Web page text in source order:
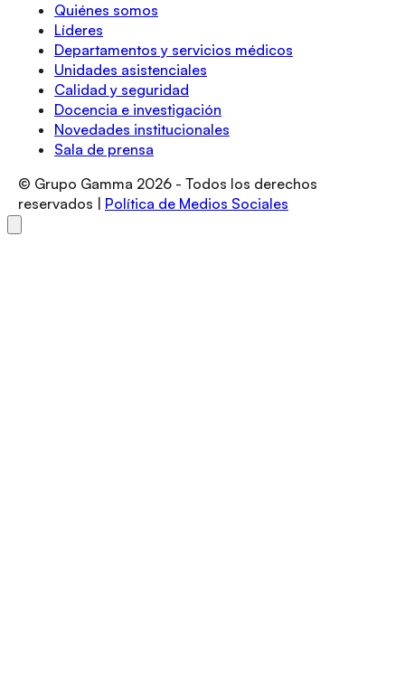
Quiénes somos
Líderes
Departamentos y servicios médicos
Unidades asistenciales
Calidad y seguridad
Docencia e investigación
Novedades institucionales
Sala de prensa
© Grupo Gamma 2026 - Todos los derechos
reservados |
Política de Medios Sociales